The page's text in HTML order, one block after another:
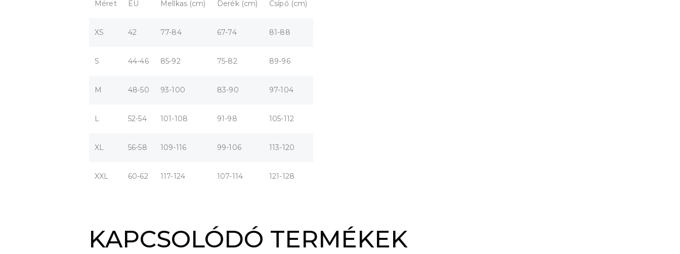
Méret EU Mellkas (cm) Derék (cm) Csípő (cm)
XS 42 77-84 67-74 81-88
S 44-46 85-92 75-82 89-96
M 48-50 93-100 83-90 97-104
L 52-54 101-108 91-98 105-112
XL 56-58 109-116 99-106 113-120
XXL 60-62 117-124 107-114 121-128
KAPCSOLÓDÓ TERMÉKEK